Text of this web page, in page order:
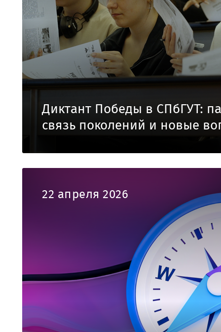
Диктант Победы в СПбГУТ:
связь поколений и новые
22 апреля 2026